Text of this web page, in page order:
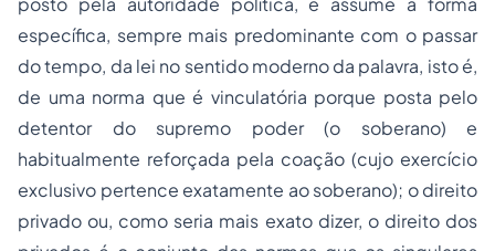
específica, sempre mais predominante com o passar
do tempo, da lei no sentido moderno da palavra, isto é,
de uma norma que é vinculatória porque posta pelo
detentor do supremo poder (o soberano) e
habitualmente reforçada pela coação (cujo exercício
exclusivo pertence exatamente ao soberano); o direito
privado ou, como seria mais exato dizer, o direito dos